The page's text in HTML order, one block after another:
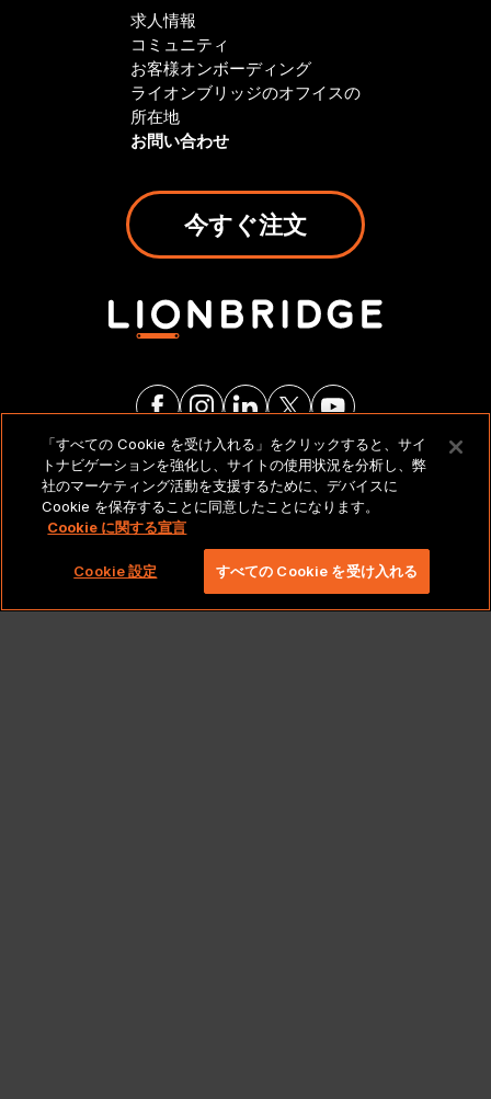
求人情報
コミュニティ
お客様オンボーディング
ライオンブリッジのオフイスの
所在地
お問い合わせ
今すぐ注文
法的通知とポリシー
Copyright 2026 Lionbridge Technologies、LLC. All
rights reserved。
「すべての Cookie を受け入れる」をクリックすると、サイ
トナビゲーションを強化し、サイトの使用状況を分析し、弊
社のマーケティング活動を支援するために、デバイスに
Cookie を保存することに同意したことになります。
Cookie に関する宣言
Cookie 設定 すべての Cookie を受け入れる